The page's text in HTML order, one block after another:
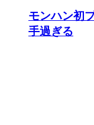
モンハン初
手過ぎる